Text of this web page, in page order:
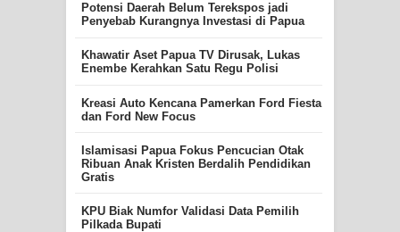
Potensi Daerah Belum Terekspos jadi
Penyebab Kurangnya Investasi di Papua
Khawatir Aset Papua TV Dirusak, Lukas
Enembe Kerahkan Satu Regu Polisi
Kreasi Auto Kencana Pamerkan Ford Fiesta
dan Ford New Focus
Islamisasi Papua Fokus Pencucian Otak
Ribuan Anak Kristen Berdalih Pendidikan
Gratis
KPU Biak Numfor Validasi Data Pemilih
Pilkada Bupati